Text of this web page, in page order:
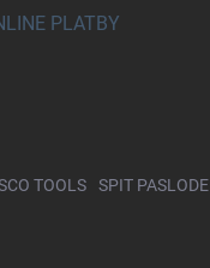
PLATBY
TOOLS SPIT PASLODE